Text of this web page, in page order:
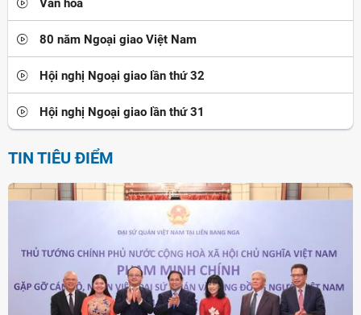
Văn hóa
80 năm Ngoại giao Việt Nam
Hội nghị Ngoại giao lần thứ 32
Hội nghị Ngoại giao lần thứ 31
TIN TIÊU ĐIỂM